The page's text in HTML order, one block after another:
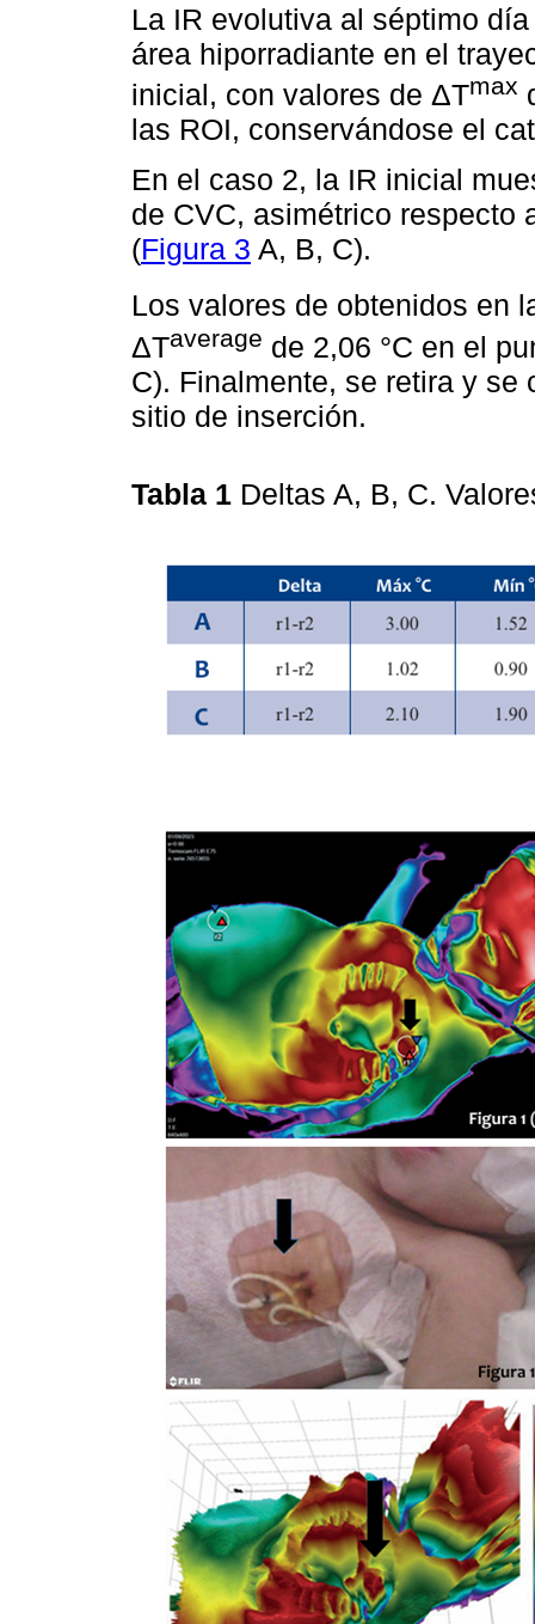
La IR evolutiva al séptimo
área hiporradiante en el
inicial, con valores de ΔTmax
las ROI, conservándose el
En el caso 2, la IR inicial
de CVC, asimétrico respecto
(Figura 3 A, B, C).
Los valores de obtenidos en
ΔTaverage de 2,06 °C en el
C). Finalmente, se retira y
sitio de inserción.
Tabla 1 Deltas A, B, C.